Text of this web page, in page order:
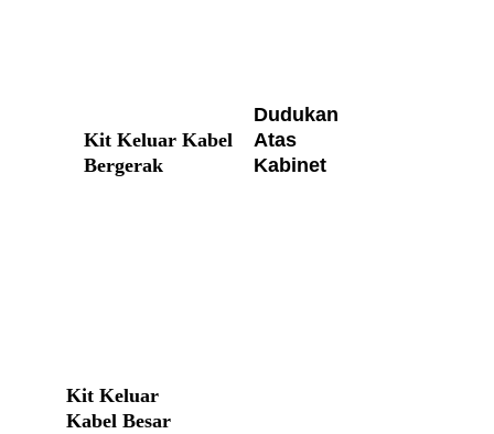
Kit Keluar
Kabel Besar
Dudukan
Atas
Kabinet
Kit Keluar Kabel
Bergerak